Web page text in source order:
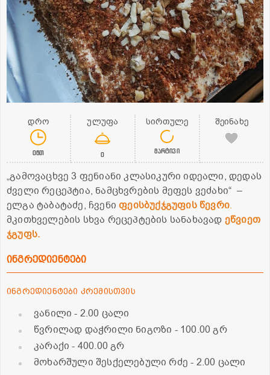
დრო
0წთ
ულუფა
0
სირთულე
მარტივი
შეინახე
„გამოვაცხვე 3 ფენიანი კლასიკური იდეალი, დედას
ძველი რეცეპტია, ნამცხვრების მეფეს ვეძახი“ –
ელგა ტაბატაძე, ჩვენიფეისბუქჯგუფის წევრი.
მკითხველების სხვა რეცეპტების სანახავად ეწვიეთ
ჯგუფს.
ინგრედიენტები
ინგრედიენტები კრემისთვის
ვანილი- 2.00 ცალი
წვრილად დაჭრილი ნიგოზი - 100.00 გრ
კარაქი- 400.00 გრ
მოხარშული შესქელებული რძე- 2.00 ცალი